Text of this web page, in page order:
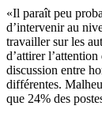
«Il paraît peu
d’intervenir au
travailler sur les
d’attirer
discussion entre
différentes.
que 24% des